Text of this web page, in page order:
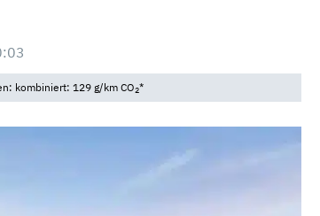
kombiniert: 129 g/km CO2*